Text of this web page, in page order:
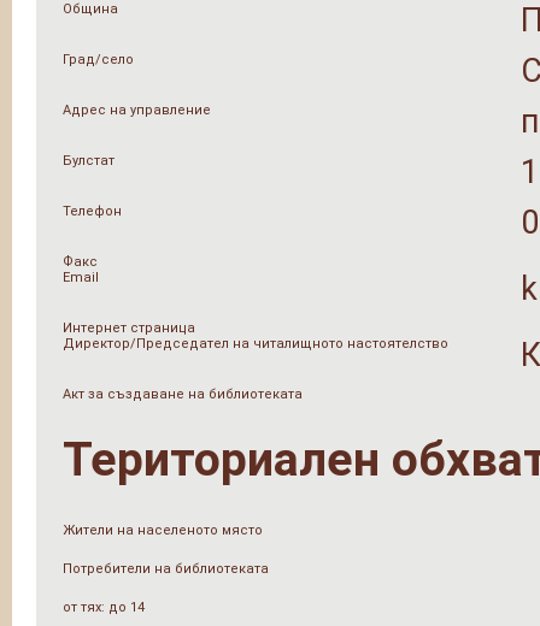
Община
Град/село
Адрес на управление
Булстат
Телефон
Факс
Email
Интернет страница
Директор/Председател на читалищното настоятелство
Акт за създаване на библиотеката
Териториален
Жители на населеното място
Потребители на библиотеката
от тях: до 14